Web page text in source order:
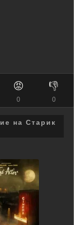
😡
0
👎
0
на Старик